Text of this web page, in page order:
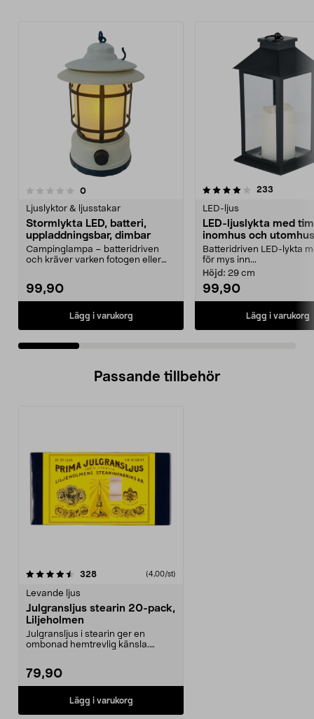
0recensioner
Ljuslyktor & ljusstakar
Stormlykta LED, batteri,
uppladdningsbar, dimbar
Campinglampa – batteridriven
och kräver varken fotogen eller
99,90
Lägg i varukorg
4.0 av 5 stjärnor 233
LED-ljus
LED-ljuslykta med
inomhus och
Batteridriven LED-lykta
för mys inn...
Höjd: 29 cm
99,90
Lägg i varukorg
4.0 av 5 stjärnor
Passande tillbehör
328recensioner (4,00/st)
Levande ljus
Julgransljus stearin 20-pack,
Liljeholmen
Julgransljus i stearin ger en
ombonad hemtrevlig känsla.
79,90
Lägg i varukorg